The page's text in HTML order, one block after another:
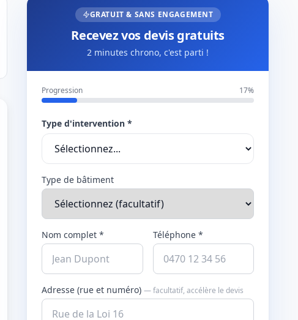
GRATUIT & SANS ENGAGEMENT
Recevez vos devis gratuits
2 minutes chrono, c'est parti !
Progression 17%
Type d'intervention *
Type de bâtiment
Nom complet * Téléphone *
Adresse (rue et numéro)— facultatif, accélère le devis